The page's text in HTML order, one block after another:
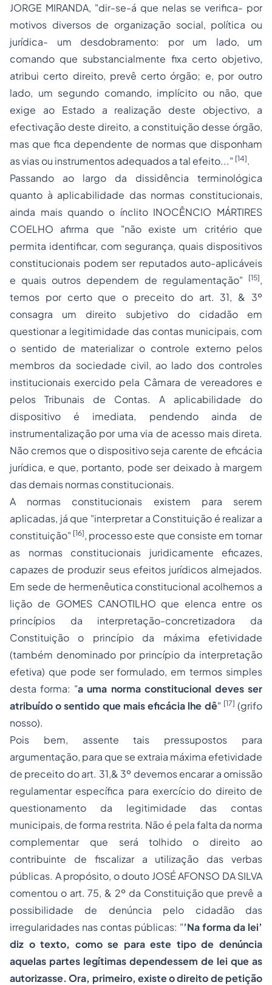
JORGE MIRANDA, "dir-se-á que nelas se verifica- por
motivos diversos de organização social, política ou
jurídica- um desdobramento: por um lado, um
comando que substancialmente fixa certo objetivo,
atribui certo direito, prevê certo órgão; e, por outro
lado, um segundo comando, implícito ou não, que
exige ao Estado a realização deste objectivo, a
efectivação deste direito, a constituição desse órgão,
mas que fica dependente de normas que disponham
as vias ou instrumentos adequados a tal efeito..." [14].
Passando ao largo da dissidência terminológica
quanto à aplicabilidade das normas constitucionais,
ainda mais quando o ínclito INOCÊNCIO MÁRTIRES
COELHO afirma que "não existe um critério que
permita identificar, com segurança, quais dispositivos
constitucionais podem ser reputados auto-aplicáveis
e quais outros dependem de regulamentação"
[15],
temos por certo que o preceito do art. 31, & 3º
consagra um direito subjetivo do cidadão em
questionar a legitimidade das contas municipais, com
o sentido de materializar o controle externo pelos
membros da sociedade civil, ao lado dos controles
institucionais exercido pela Câmara de vereadores e
pelos Tribunais de Contas. A aplicabilidade do
dispositivo é imediata, pendendo ainda de
instrumentalização por uma via de acesso mais direta.
Não cremos que o dispositivo seja carente de eficácia
jurídica, e que, portanto, pode ser deixado à margem
das demais normas constitucionais.
A normas constitucionais existem para serem
aplicadas, já que "interpretar a Constituição é realizar a
constituição" [16], processoeste que consiste em tornar
as normas constitucionais juridicamente eficazes,
capazes de produzir seus efeitos jurídicos almejados.
Em sede de hermenêutica constitucional acolhemos a
lição de GOMES CANOTILHO que elenca entre os
princípios da interpretação-concretizadora da
Constituição o princípio da máxima efetividade
(também denominado por princípio da interpretação
efetiva) que pode ser formulado, em termos simples
desta forma: "a uma norma constitucional deves ser
atribuído o sentido que mais eficácia lhe dê" [17] (grifo
nosso).
Pois bem, assente tais pressupostos para
argumentação, para que se extraia máxima efetividade
de preceito do art. 31,& 3º devemos encarar a omissão
regulamentar específica para exercício do direito de
questionamento da legitimidade das contas
municipais, de forma restrita. Não é pela falta da norma
complementar que será tolhido o direito ao
contribuinte de fiscalizar a utilização das verbas
públicas. A propósito, o douto JOSÉ AFONSO DA SILVA
comentou o art. 75, & 2º da Constituição que prevê a
possibilidade de denúncia pelo cidadão das
irregularidades nas contas públicas: "’Na forma da lei’
diz o texto, como se para este tipo de denúncia
aquelas partes legítimas dependessem de lei que as
autorizasse. Ora, primeiro, existe odireito de petição